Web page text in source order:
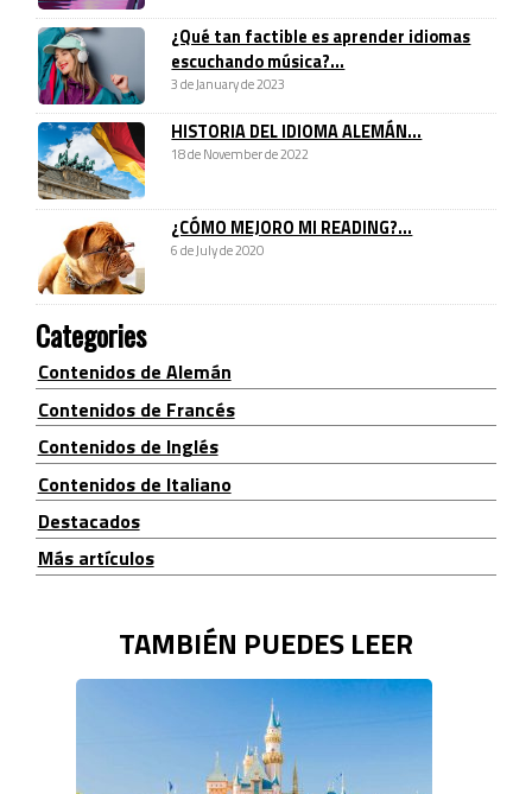
¿Qué tan factible es aprender idiomas
escuchando música?...
3 de January de 2023
HISTORIA DEL IDIOMA ALEMÁN...
18 de November de 2022
¿CÓMO MEJORO MI READING?...
6 de July de 2020
Categories
Contenidos de Alemán
Contenidos de Francés
Contenidos de Inglés
Contenidos de Italiano
Destacados
Más artículos
TAMBIÉN PUEDES LEER